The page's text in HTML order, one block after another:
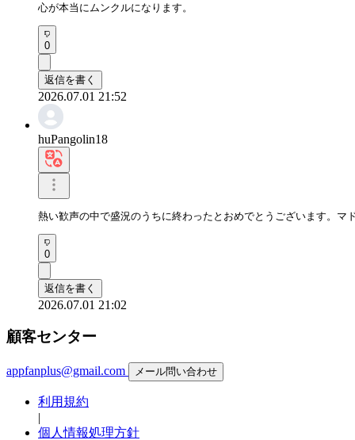
心が本当にムンクルになります。
0
返信を書く
2026.07.01 21:52
huPangolin18
熱い歓声の中で盛況のうちに終わったとおめでとうございます。マ
0
返信を書く
2026.07.01 21:02
顧客センター
appfanplus@gmail.com メール問い合わせ
利用規約
|
個人情報処理方針